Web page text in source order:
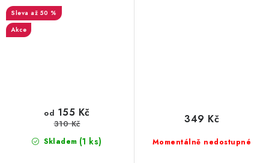
až 50 %
Akce
Skladem (1 ks)
od 155 Kč
310 Kč
Momentálně nedostupné
349 Kč